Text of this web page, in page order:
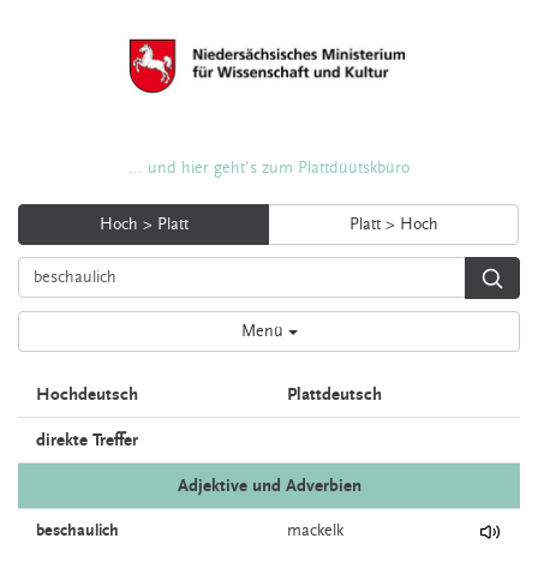
... und hier geht's zum Plattdüütskbüro
Hoch > Platt Platt > Hoch
Menü
Hochdeutsch Plattdeutsch
direkte Treffer
Adjektive und Adverbien
beschaulich mackelk